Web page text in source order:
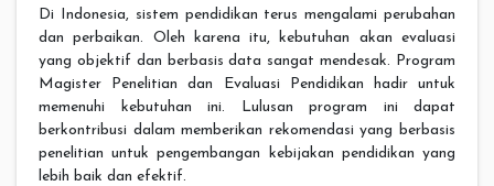
Di Indonesia, sistem pendidikan terus mengalami perubahan
dan perbaikan. Oleh karena itu, kebutuhan akan evaluasi
yang objektif dan berbasis data sangat mendesak. Program
Magister Penelitian dan Evaluasi Pendidikan hadir untuk
memenuhi kebutuhan ini. Lulusan program ini dapat
berkontribusi dalam memberikan rekomendasi yang berbasis
penelitian untuk pengembangan kebijakan pendidikan yang
lebih baik dan efektif.